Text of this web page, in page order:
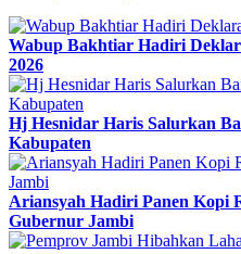
Wabup Bakhtiar Hadiri
2026
Hj Hesnidar Haris Salurkan
Kabupaten
Ariansyah Hadiri Panen Kopi
Gubernur Jambi